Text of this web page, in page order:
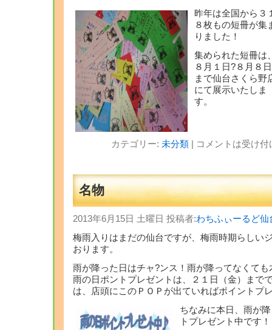
昨年は全国から３
８枚もの短冊が集
りました！
集められた短冊は
８月１日?８月８日
まで仙台さくら野
にて展示いたしま
す。
カテゴリー: 未分類| コメントは受け
名物
2013年6月15日 土曜日 投稿者:わちふぃーるど仙
梅雨入りはまだの仙台ですが、梅雨時期らしい
おります。
雨が降った日はチャ?ンス！雨が降ってなくて
雨の日ポントプレゼントは、２１日（金）まで
は、店頭にこのＰＯＰが出ていればポイントプ
ちなみに本日、雨が
トプレゼント中です